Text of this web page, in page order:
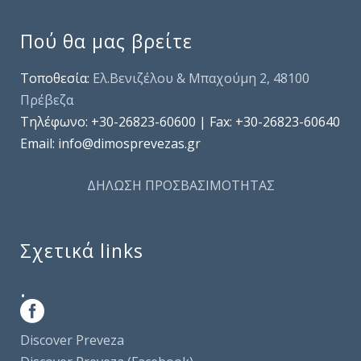
Πού θα μας βρείτε
Τοποθεσία: Ελ.Βενιζέλου & Μπαχούμη 2, 48100
Πρέβεζα
Τηλέφωνo: +30-26823-60600 | Fax: +30-26823-60640
Email: info@dimosprevezas.gr
ΔΗΛΩΣΗ ΠΡΟΣΒΑΣΙΜΟΤΗΤΑΣ
Σχετικά links
.
Discover Preveza